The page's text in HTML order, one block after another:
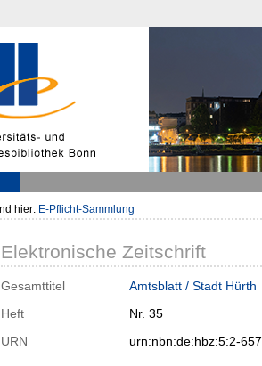
hier: E-Pflicht-Sammlung
Elektronische Zeitschrift
Gesamttitel
Amtsblatt / Stadt Hürth
Heft
Nr. 35
URN
urn:nbn:de:hbz:5:2-